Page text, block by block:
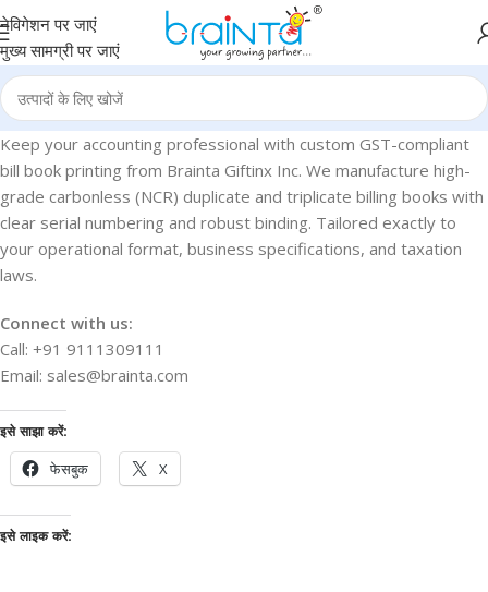
नेविगेशन पर जाएं
मुख्य सामग्री पर जाएं
Keep your accounting professional with custom GST-compliant
bill book printing from Brainta Giftinx Inc. We manufacture high-
grade carbonless (NCR) duplicate and triplicate billing books with
clear serial numbering and robust binding. Tailored exactly to
your operational format, business specifications, and taxation
laws.
Connect with us:
Call: +91 9111309111
Email: sales@brainta.com
इसे साझा करें:
फेसबुक X
इसे लाइक करें: